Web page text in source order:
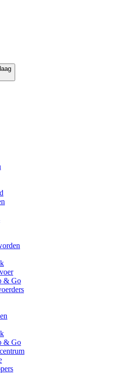
& Go
& Go